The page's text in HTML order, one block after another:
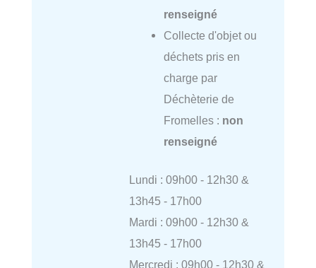
renseigné
Collecte d'objet ou
déchets pris en
charge par
Déchèterie de
Fromelles : non
renseigné
Lundi : 09h00 - 12h30 &
13h45 - 17h00
Mardi : 09h00 - 12h30 &
13h45 - 17h00
Mercredi : 09h00 - 12h30 &